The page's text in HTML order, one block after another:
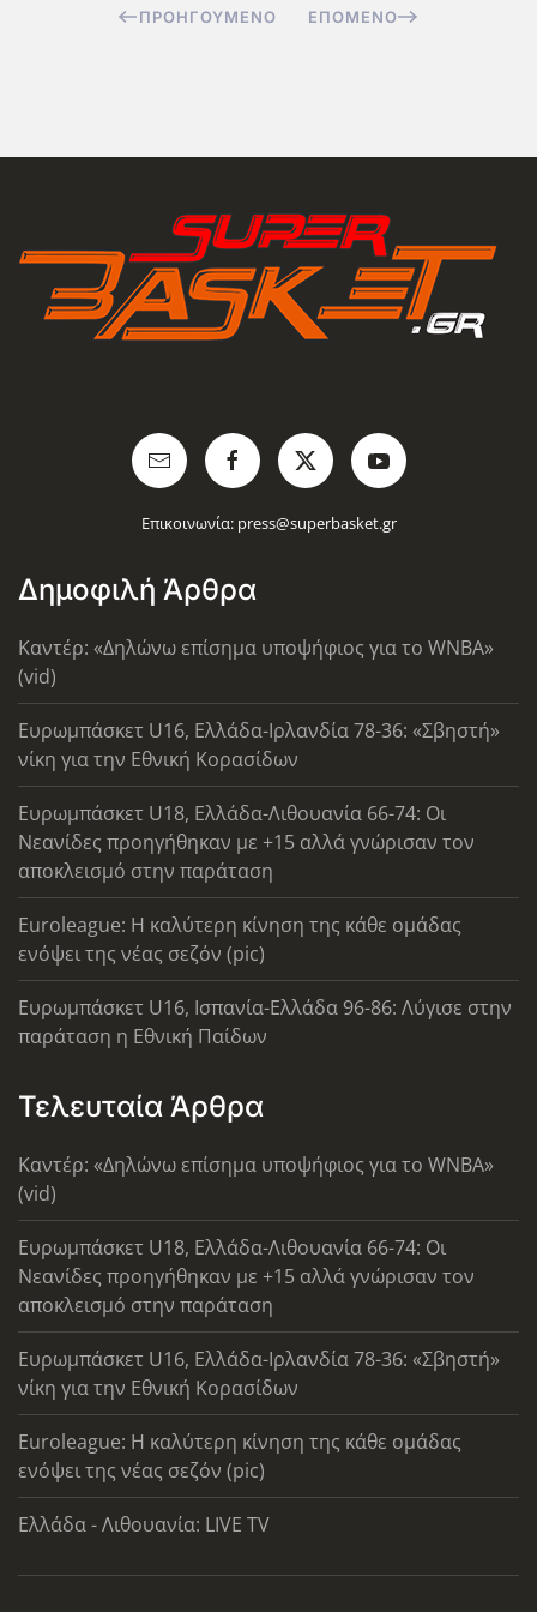
ΠΡΟΗΓΟΎΜΕΝΟ ΕΠΌΜΕΝΟ
Επικοινωνία: press@superbasket.gr
Δημοφιλή Άρθρα
Καντέρ: «Δηλώνω επίσημα υποψήφιος για το WNBA»
(vid)
Ευρωμπάσκετ U16, Ελλάδα-Ιρλανδία 78-36: «Σβηστή»
νίκη για την Εθνική Κορασίδων
Ευρωμπάσκετ U18, Ελλάδα-Λιθουανία 66-74: Οι
Νεανίδες προηγήθηκαν με +15 αλλά γνώρισαν τον
αποκλεισμό στην παράταση
Euroleague: Η καλύτερη κίνηση της κάθε ομάδας
ενόψει της νέας σεζόν (pic)
Ευρωμπάσκετ U16, Ισπανία-Ελλάδα 96-86: Λύγισε στην
παράταση η Εθνική Παίδων
Τελευταία Άρθρα
Καντέρ: «Δηλώνω επίσημα υποψήφιος για το WNBA»
(vid)
Ευρωμπάσκετ U18, Ελλάδα-Λιθουανία 66-74: Οι
Νεανίδες προηγήθηκαν με +15 αλλά γνώρισαν τον
αποκλεισμό στην παράταση
Ευρωμπάσκετ U16, Ελλάδα-Ιρλανδία 78-36: «Σβηστή»
νίκη για την Εθνική Κορασίδων
Euroleague: Η καλύτερη κίνηση της κάθε ομάδας
ενόψει της νέας σεζόν (pic)
Ελλάδα - Λιθουανία: LIVE TV